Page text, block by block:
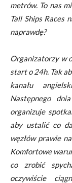
metrów. To nas
Tall Ships Races
naprawdę?
Organizatorzy w
start o 24h. Tak
kanału
Następnego
organizuje
aby ustalić co
węzłów prawie
Komfortowe
co zrobić
oczywiście